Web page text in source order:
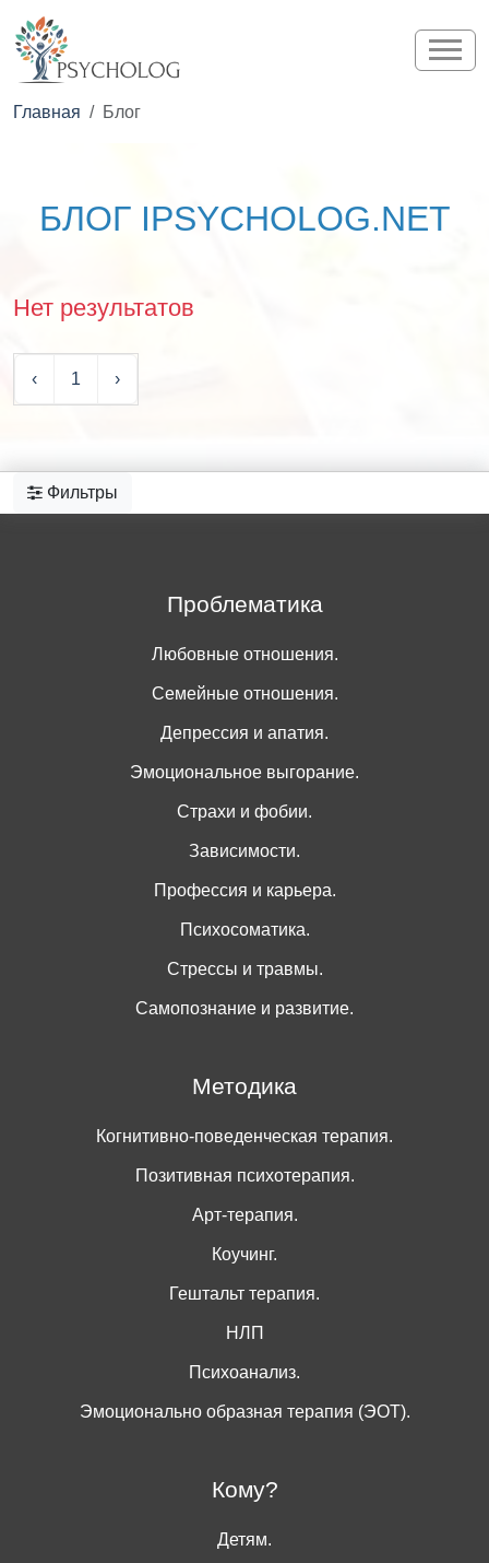
Главная Блог
БЛОГ IPSYCHOLOG.NET
Нет результатов
‹ 1 ›
Фильтры
Проблематика
Любовные отношения.
Семейные отношения.
Депрессия и апатия.
Эмоциональное выгорание.
Страхи и фобии.
Зависимости.
Профессия и карьера.
Психосоматика.
Стрессы и травмы.
Самопознание и развитие.
Методика
Когнитивно-поведенческая терапия.
Позитивная психотерапия.
Арт-терапия.
Коучинг.
Гештальт терапия.
НЛП
Психоанализ.
Эмоционально образная терапия (ЭОТ).
Кому?
Детям.